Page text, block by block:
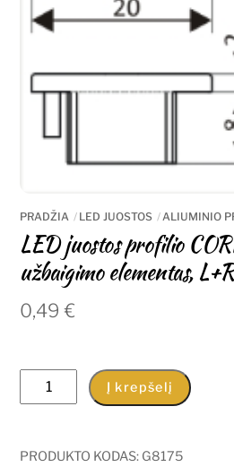
PRADŽIA LED JUOSTOS ALIUMINIO
LED juostos profilio
užbaigimo elementas,
0,49€
produkto
kiekis:
juostos
Į krepšelį
PRODUKTO KODAS: G8175